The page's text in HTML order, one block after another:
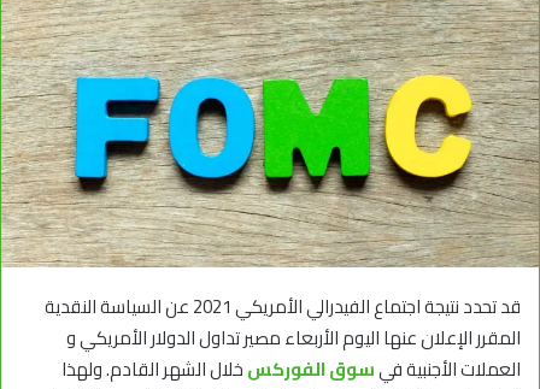
قد تحدد نتيجة اجتماع الفيدرالي الأمريكي 2021 عن السياسة النقدية
المقرر الإعلان عنها اليوم الأربعاء مصير تداول الدولار الأمريكي و
العملات الأجنبية فيسوق الفوركسخلال الشهر القادم. ولهذا